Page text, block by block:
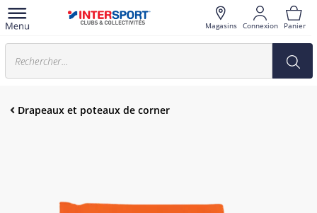
Magasins Connexion Panier
Drapeaux et poteaux de corner